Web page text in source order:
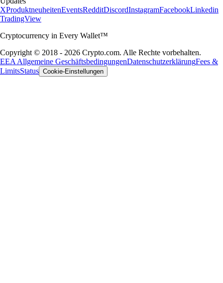
XProduktneuheitenEventsRedditDiscordInstagramFacebookLinkedin
TradingView
Cryptocurrency in Every Wallet™
Copyright © 2018 - 2026 Crypto.com. Alle Rechte vorbehalten.
EEA Allgemeine GeschäftsbedingungenDatenschutzerklärungFees &
LimitsStatus Cookie-Einstellungen